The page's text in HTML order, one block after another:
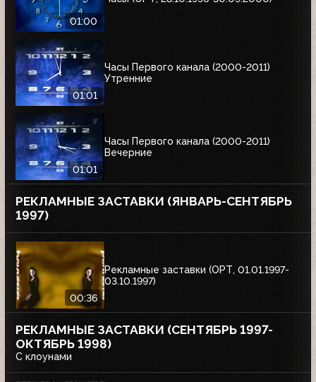
01:00
01:01
Часы Первого канала (2000-2011)
Утренние
01:01
Часы Первого канала (2000-2011)
Вечерние
РЕКЛАМНЫЕ ЗАСТАВКИ (ЯНВАРЬ-СЕНТЯБРЬ
1997)
00:36
Рекламные заставки (ОРТ, 01.01.1997-
03.10.1997)
РЕКЛАМНЫЕ ЗАСТАВКИ (СЕНТЯБРЬ 1997-
ОКТЯБРЬ 1998)
С клоунами